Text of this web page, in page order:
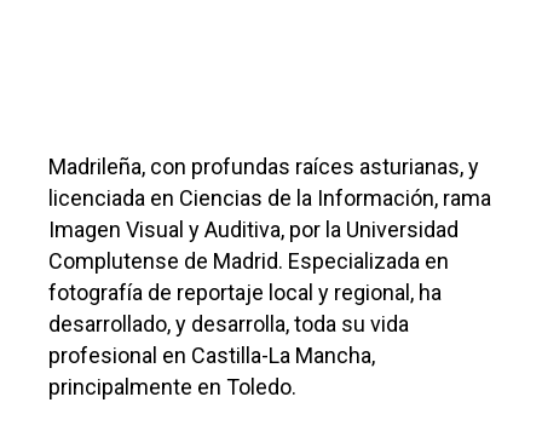
Madrileña, con profundas raíces asturianas, y
licenciada en Ciencias de la Información, rama
Imagen Visual y Auditiva, por la Universidad
Complutense de Madrid. Especializada en
fotografía de reportaje local y regional, ha
desarrollado, y desarrolla, toda su vida
profesional en Castilla-La Mancha,
principalmente en Toledo.